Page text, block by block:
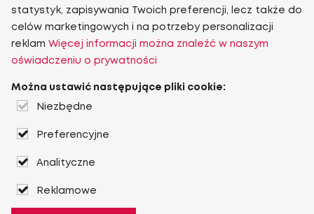
statystyk, zapisywania Twoich preferencji, lecz także do
celów marketingowych i na potrzeby personalizacji
reklam Więcej informacji można znaleźć w naszym
oświadczeniu o prywatności
Można ustawić następujące pliki cookie:
Niezbędne
Preferencyjne
Analityczne
Reklamowe